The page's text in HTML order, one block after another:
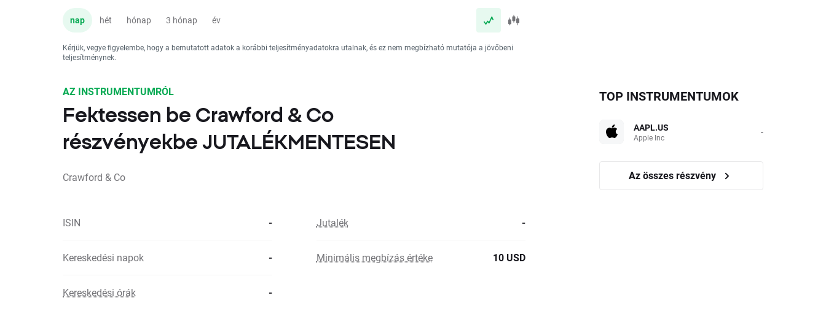
nap hét hónap 3 hónap év
Kérjük, vegye figyelembe, hogy a bemutatott adatok a korábbi teljesítményadatokra utalnak, és ez nem megbízható mutatója a jövőbeni
teljesítménynek.
AZ INSTRUMENTUMRÓL
Fektessen be Crawford & Co
részvényekbe JUTALÉKMENTESEN
Crawford & Co
ISIN - Jutalék -
Kereskedési napok - Minimális megbízás értéke 10 USD
Kereskedési órák -
TOP INSTRUMENTUMOK
AAPL.US
Apple Inc -
Az összes részvény